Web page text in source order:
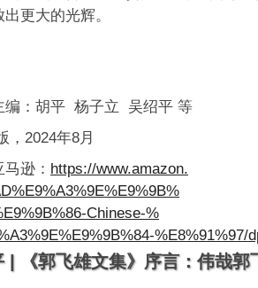
更大的光辉。
编：胡平 杨子立 吴绍平 等
，2024年8月
逊： https://www.amazon.
Chinese-%
%E8%91%97/
| 《郭飞雄文集》序言：伟哉郭